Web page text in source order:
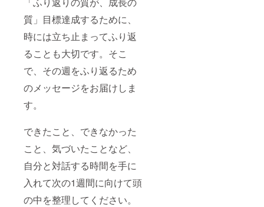
質」目標達成するために、
時には立ち止まってふり返
ることも大切です。そこ
で、その週をふり返るため
のメッセージをお届けしま
す。
できたこと、できなかった
こと、気づいたことなど、
自分と対話する時間を手に
入れて次の1週間に向けて頭
の中を整理してください。